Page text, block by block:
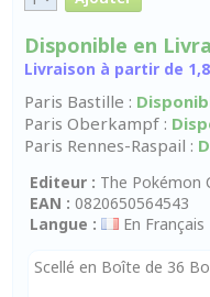
Disponible en
Livraison à partir de
Paris Bastille :
Paris Oberkampf :
Paris Rennes-Raspail :
Editeur : The Pokémon
EAN : 0820650564543
Langue :
En Français
Scellé en Boîte de 36